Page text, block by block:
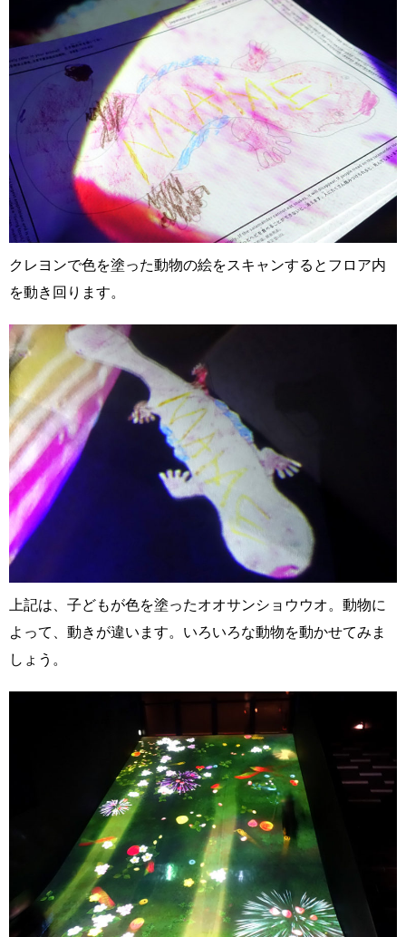
クレヨンで色を塗った動物の絵をスキャンするとフロア内
を動き回ります。
上記は、子どもが色を塗ったオオサンショウウオ。動物に
よって、動きが違います。いろいろな動物を動かせてみま
しょう。